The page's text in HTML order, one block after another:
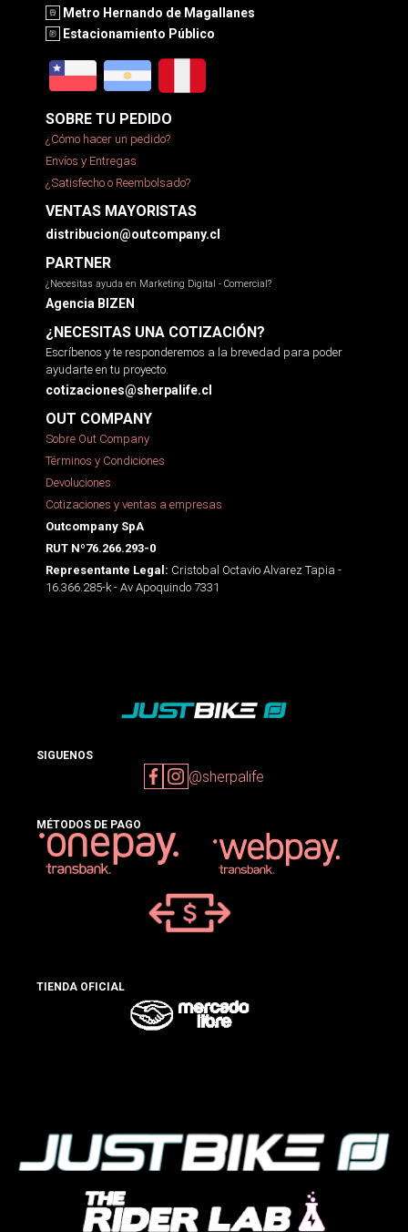
Metro Hernando de Magallanes
Estacionamiento Público
SOBRE TU PEDIDO
¿Cómo hacer un pedido?
Envíos y Entregas
¿Satisfecho o Reembolsado?
VENTAS MAYORISTAS
distribucion@outcompany.cl
PARTNER
¿Necesitas ayuda en Marketing Digital - Comercial?
Agencia BIZEN
¿NECESITAS UNA COTIZACIÓN?
Escríbenos y te responderemos a la brevedad para poder
ayudarte en tu proyecto.
cotizaciones@sherpalife.cl
OUT COMPANY
Sobre Out Company
Términos y Condiciones
Devoluciones
Cotizaciones y ventas a empresas
Outcompany SpA
RUT Nº76.266.293-0
Representante Legal: Cristobal Octavio Alvarez Tapia -
16.366.285-k - Av Apoquindo 7331
SIGUENOS
@sherpalife
MÉTODOS DE PAGO
TIENDA OFICIAL